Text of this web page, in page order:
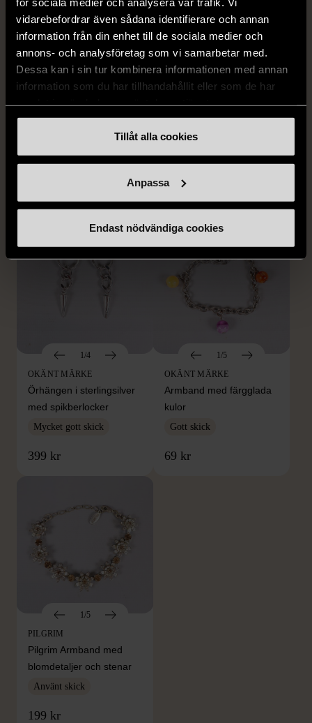
vidarebefordrar även sådana identifierare och annan
information från din enhet till de sociala medier och
annons- och analysföretag som vi samarbetar med.
Dessa kan i sin tur kombinera informationen med annan
information som du har tillhandahållit eller som de har
Tillåt alla cookies
Anpassa
Endast nödvändiga cookies
S (34-36) Nytt skick Gott skick
1/4
OKÄNT MÄRKE
Örhängen i sterlingsilver
med spikberlocker
Mycket gott skick
399 kr
1/5
OKÄNT MÄRKE
Armband med färgglada
kulor
Gott skick
69 kr
1/5
PILGRIM
Pilgrim Armband med
blomdetaljer och stenar
Använt skick
199 kr
FRÅN SAMMA VARUMÄRKE